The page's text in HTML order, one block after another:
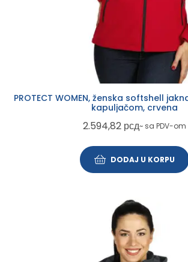
PROTECT WOMEN, ženska softshell
kapuljačom, crvena
2.594,82 рсд~ sa PDV-om
DODAJ U KORPU